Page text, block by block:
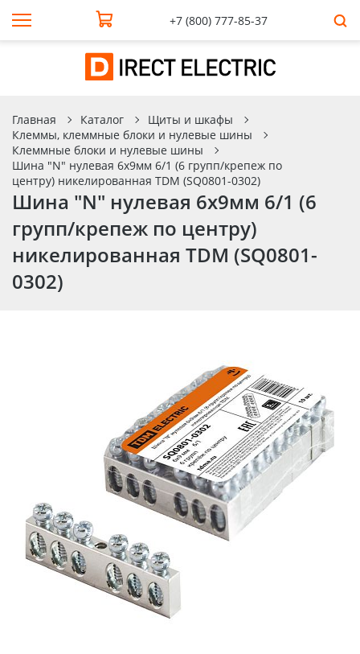
+7 (800) 777-85-37
Главная Каталог
Щиты и шкафы
Клеммы, клеммные блоки и нулевые шины
Клеммные блоки и нулевые шины
Шина "N" нулевая 6х9мм 6/1 (6 групп/крепеж по
центру) никелированная TDM (SQ0801-0302)
Шина "N" нулевая 6х9мм 6/1 (6
групп/крепеж по центру)
никелированная TDM (SQ0801-
0302)